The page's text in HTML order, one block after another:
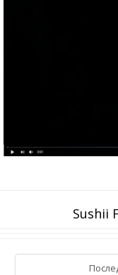
Sushii